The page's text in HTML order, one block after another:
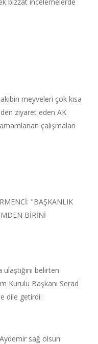
meyveleri çok kısa
ziyaret eden AK
çalışmaları
"BAŞKANLIK
BİRİNİ
belirten
Kurulu Başkanı Serad
dile getirdi:
sağ olsun